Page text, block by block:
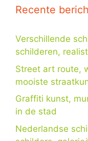
Recente
Verschillende
schilderen,
Street art route,
mooiste
Graffiti kunst,
in de stad
Nederlandse